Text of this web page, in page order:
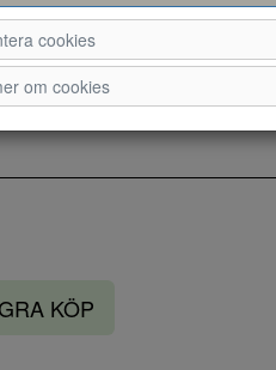
4,5 5 5,5 6 6,5
KÖP
cookies
om cookies